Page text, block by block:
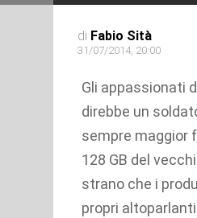
di Fabio Sità
31/07/2014, 20:00
Gli appassionati
direbbe un
sempre maggior
128 GB del
strano che i
propri